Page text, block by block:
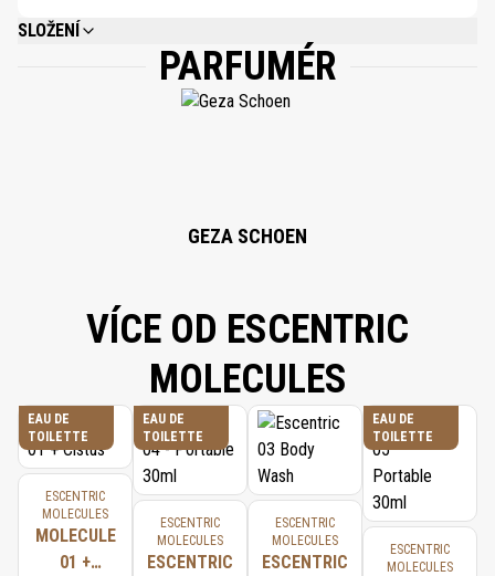
SLOŽENÍ
ALCOHOL DENAT, PARFUM (FRAGRANCE), AQUA (WATER), ETHYLHEXYL
METHOXYCINNAMATE, BUTYL METHOXYDIBENZOYLMETHANE,
PARFUMÉR
GEZA SCHOEN
VÍCE OD ESCENTRIC
MOLECULES
EAU DE
TOILETTE
ESCENTRIC
MOLECULES
MOLECULE
01 +
EAU DE
TOILETTE
ESCENTRIC
MOLECULES
ESCENTRIC
ESCENTRIC
MOLECULES
ESCENTRIC
EAU DE
TOILETTE
ESCENTRIC
MOLECULES